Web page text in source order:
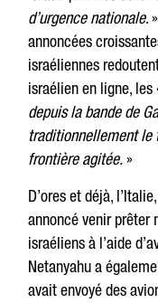
d’urgence nationale.
annoncées
israéliennes
israélien en ligne, les
depuis la bande de
traditionnellement le
frontière agitée.»
D’ores et déjà,
annoncé venir prêter
israéliens à l’aide
Netanyahu a
avait envoyé des